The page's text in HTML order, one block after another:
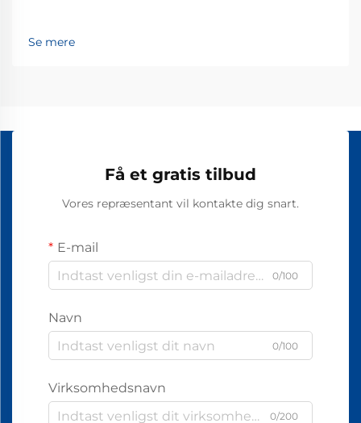
Se mere
Få et gratis tilbud
Vores repræsentant vil kontakte dig snart.
E-mail
0/100
Navn
0/100
Virksomhedsnavn
0/200